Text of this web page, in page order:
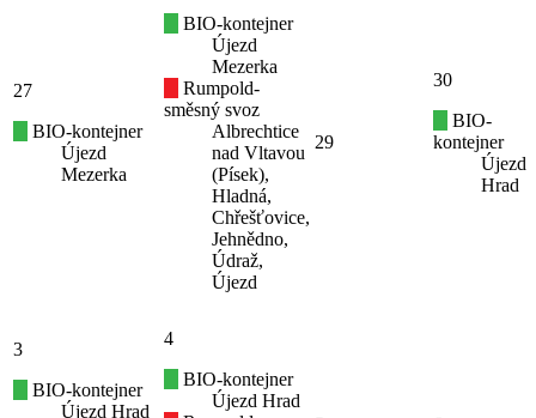
27
BIO-kontejner
Újezd
Mezerka
BIO-kontejner
Újezd
Mezerka
Rumpold-
směsný svoz
Albrechtice
nad Vltavou
(Písek),
Hladná,
Chřešťovice,
Jehnědno,
Údraž,
Újezd
29
30
BIO-
kontejner
Újezd
Hrad
3
BIO-kontejner
Újezd Hrad
4
BIO-kontejner
Újezd Hrad